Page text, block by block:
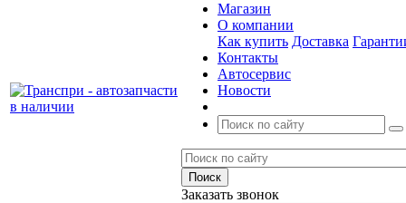
Магазин
О компании
Как купить Доставка
Контакты
Автосервис
Новости
Заказать звонок